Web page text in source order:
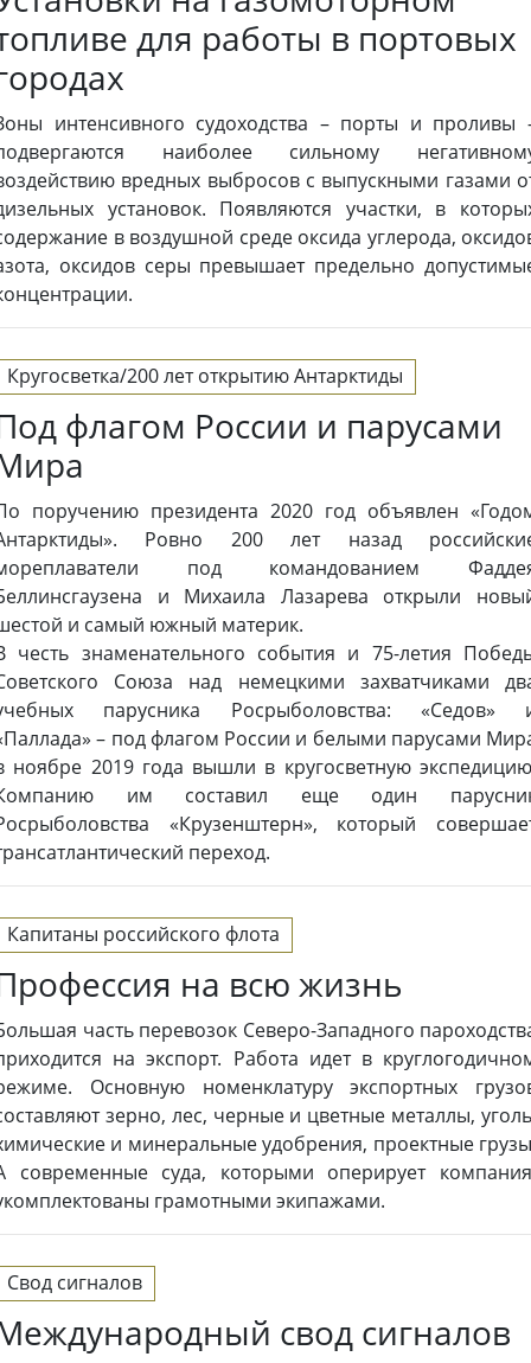
для работы в портовых
интенсивного судоходства – порты и проливы
наиболее сильному
вредных выбросов с выпускными газами
установок. Появляются участки, в
в воздушной среде оксида углерода,
оксидов серы превышает предельно
Кругосветка/200 лет открытию Антарктиды
флагом России и парусами
поручению президента 2020 год объявлен
Ровно 200 лет назад
под командованием
и Михаила Лазарева открыли
и самый южный материк.
честь знаменательного события и 75-летия
Союза над немецкими захватчиками
парусника Росрыболовства: «Седов»
– под флагом России и белыми парусами
ноябре 2019 года вышли в кругосветную
им составил еще один
«Крузенштерн», который
переход.
Капитаны российского флота
на всю жизнь
часть перевозок Северо-Западного
на экспорт. Работа идет в
Основную номенклатуру экспортных
зерно, лес, черные и цветные металлы,
и минеральные удобрения, проектные
современные суда, которыми оперирует
грамотными экипажами.
Свод сигналов
свод сигналов